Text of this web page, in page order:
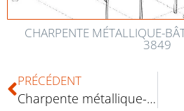
CHARPENTE MÉTALLIQUE-
3849
PRÉCÉDENT
Charpente métallique-ombrière-3875